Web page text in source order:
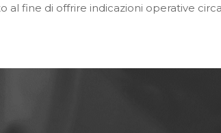
fine di offrire indicazioni operative